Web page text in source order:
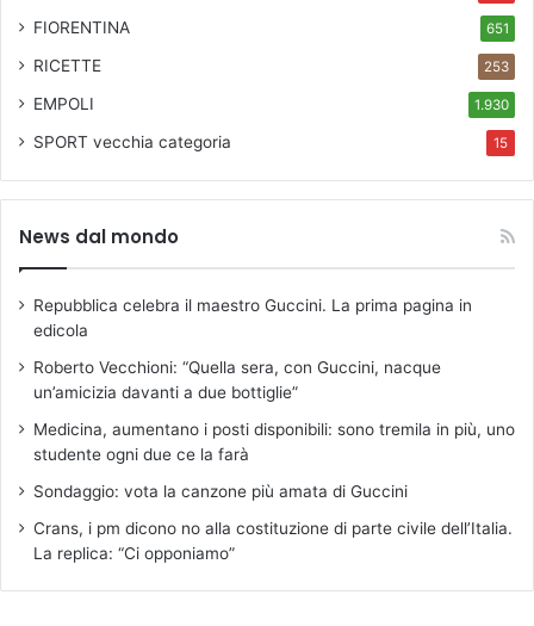
FIORENTINA 651
RICETTE 253
EMPOLI 1.930
SPORT vecchia categoria 15
News dal mondo
Repubblica celebra il maestro Guccini. La prima pagina in
edicola
Roberto Vecchioni: “Quella sera, con Guccini, nacque
un’amicizia davanti a due bottiglie”
Medicina, aumentano i posti disponibili: sono tremila in più, uno
studente ogni due ce la farà
Sondaggio: vota la canzone più amata di Guccini
Crans, i pm dicono no alla costituzione di parte civile dell’Italia.
La replica: “Ci opponiamo”